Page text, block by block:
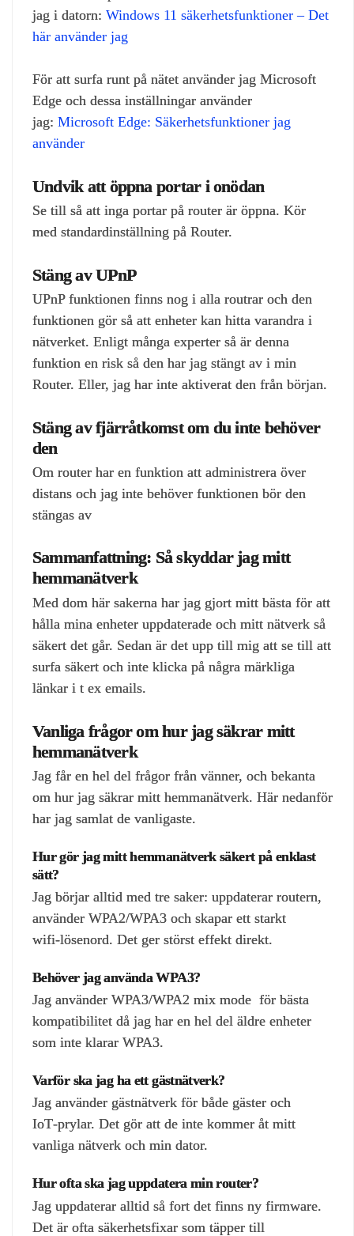
jag i datorn: Windows 11 säkerhetsfunktioner – Det
här använder jag
För att surfa runt på nätet använder jag Microsoft
Edge och dessa inställningar använder
jag: Microsoft Edge: Säkerhetsfunktioner jag
använder
Undvik att öppna portar i onödan
Se till så att inga portar på router är öppna. Kör
med standardinställning på Router.
Stäng av UPnP
UPnP funktionen finns nog i alla routrar och den
funktionen gör så att enheter kan hitta varandra i
nätverket. Enligt många experter så är denna
funktion en risk så den har jag stängt av i min
Router. Eller, jag har inte aktiverat den från början.
Stäng av fjärråtkomst om du inte behöver
den
Om router har en funktion att administrera över
distans och jag inte behöver funktionen bör den
stängas av
Sammanfattning: Så skyddar jag mitt
hemmanätverk
Med dom här sakerna har jag gjort mitt bästa för att
hålla mina enheter uppdaterade och mitt nätverk så
säkert det går. Sedan är det upp till mig att se till att
surfa säkert och inte klicka på några märkliga
länkar i t ex emails.
Vanliga frågor om hur jag säkrar mitt
hemmanätverk
Jag får en hel del frågor från vänner, och bekanta
om hur jag säkrar mitt hemmanätverk. Här nedanför
har jag samlat de vanligaste.
Hur gör jag mitt hemmanätverk säkert på enklast
sätt?
Jag börjar alltid med tre saker: uppdaterar routern,
använder WPA2/WPA3 och skapar ett starkt
wifi‑lösenord. Det ger störst effekt direkt.
Behöver jag använda WPA3?
Jag använder WPA3/WPA2 mix mode för bästa
kompatibilitet då jag har en hel del äldre enheter
som inte klarar WPA3.
Varför ska jag ha ett gästnätverk?
Jag använder gästnätverk för både gäster och
IoT‑prylar. Det gör att de inte kommer åt mitt
vanliga nätverk och min dator.
Hur ofta ska jag uppdatera min router?
Jag uppdaterar alltid så fort det finns ny firmware.
Det är ofta säkerhetsfixar som täpper till